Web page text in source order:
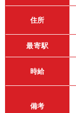
住所
最寄駅
時給
備考